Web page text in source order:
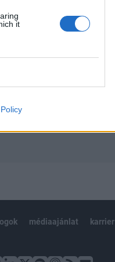
it
médiaajánlat karrier